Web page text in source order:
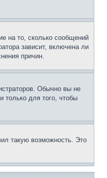
на то, сколько сообщений
зависит, включена ли
причин.
Обычно вы не
только для того, чтобы
такую возможность. Это